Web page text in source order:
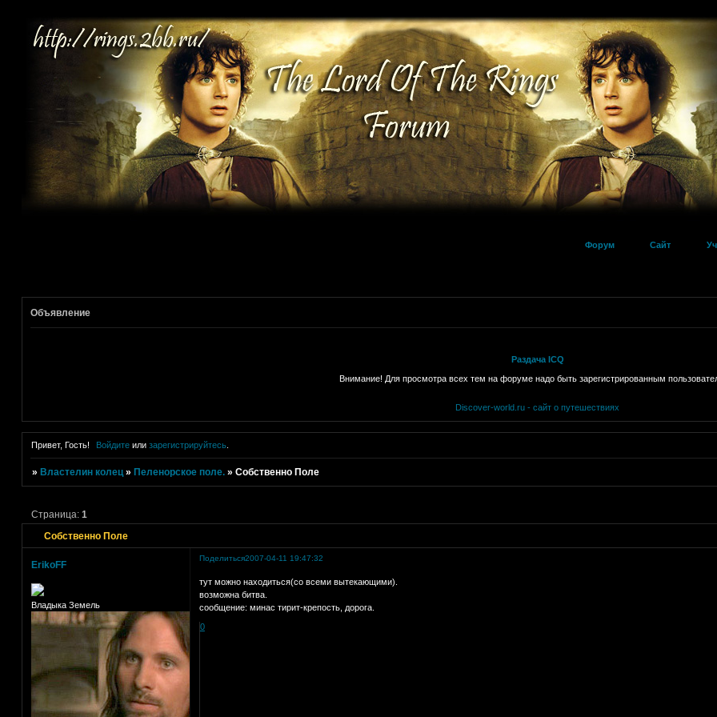
Форум Сайт
Объявление
Раздача ICQ
Внимание! Для просмотра всех тем на форуме надо быть зарегистрированным
Discover-world.ru - сайт о путешествиях
Привет, Гость! Войдите илизарегистрируйтесь
» Властелин колец » Пеленорское поле. » Собственно Поле
Собственно Поле
Страница: 1
Поделиться2007-04-11 19:47:32
ErikoFF
Владыка Земель
тут можно находиться(со всеми вытекающими).
возможна битва.
сообщение: минас тирит-крепость, дорога.
0